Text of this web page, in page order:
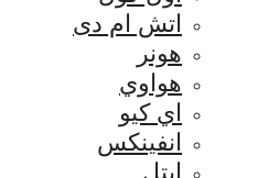
اتش ام دى
هونر
هواوي
اي كيو
انفينكس
ايتل